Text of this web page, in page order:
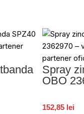
Spray
OBO
152,85 lei